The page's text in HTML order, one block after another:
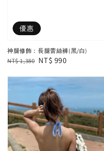
優惠
神腿修飾：長腿蕾絲褲(黑/白)
Regular
NT$ 1,380 Sale
NT$ 990